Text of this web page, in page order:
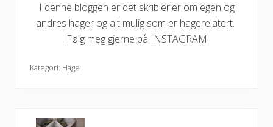
I denne bloggen er det skriblerier om egen og
andres hager og alt mulig som er hagerelatert.
Følg meg gjerne på INSTAGRAM
Kategori: Hage